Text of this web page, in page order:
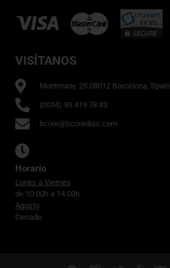
VISÍTANOS
Montmany, 25 08012 Barcelona, Spain
(0034) 93 419 78 83
bcore@bcoredisc.com
Horario
Lunes a Viernes
de 10:00h a 14:00h
Agosto
Cerrado